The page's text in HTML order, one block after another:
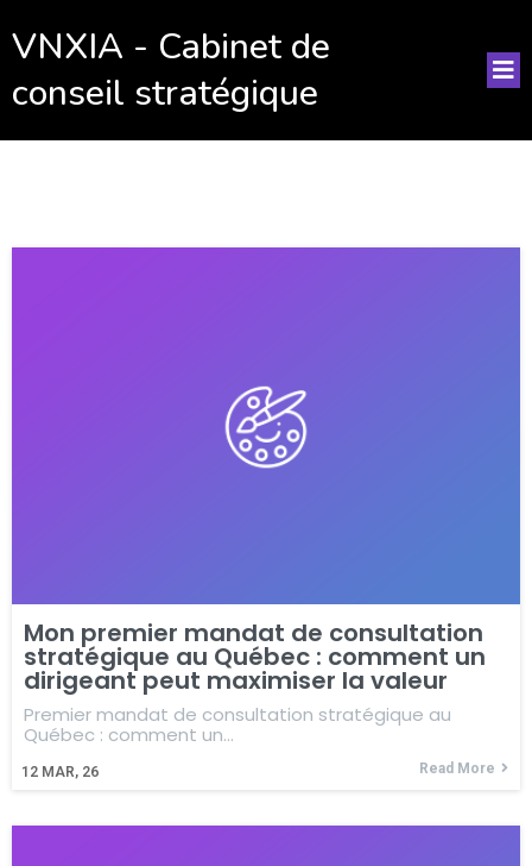
VNXIA - Cabinet de
conseil stratégique
Mon premier mandat de consultation
stratégique au Québec : comment un
dirigeant peut maximiser la valeur
12 MAR, 26
Premier mandat de consultation stratégique au
Québec : comment un…
Read More